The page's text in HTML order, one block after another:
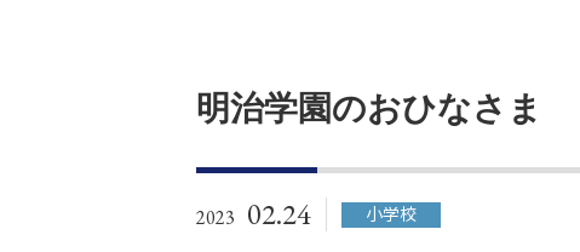
明治学園のおひなさま
2023 02.24 小学校